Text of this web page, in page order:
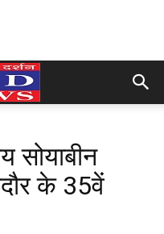
सोयाबीन
के 35वें